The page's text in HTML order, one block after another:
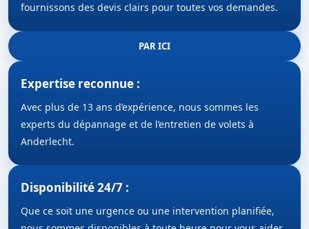
fournissons des devis clairs pour toutes vos demandes.
PAR ICI
Expertise reconnue :
Avec plus de 13 ans d’expérience, nous sommes les
experts du dépannage et de l’entretien de volets à
Anderlecht.
Disponibilité 24/7 :
Que ce soit une urgence ou une intervention planifiée,